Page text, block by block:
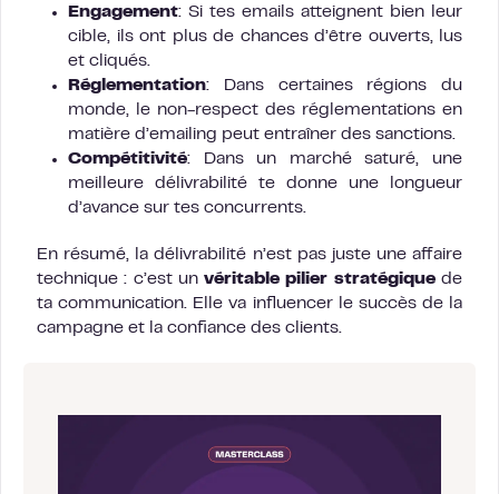
Engagement: Si tes emails atteignent bien leur
cible, ils ont plus de chances d’être ouverts, lus
et cliqués.
Réglementation: Dans certaines régions du
monde, le non-respect des réglementations en
matière d’emailing peut entraîner des sanctions.
Compétitivité: Dans un marché saturé, une
meilleure délivrabilité te donne une longueur
d’avance sur tes concurrents.
En résumé, la délivrabilité n’est pas juste une affaire
technique : c’est unvéritable pilier stratégiquede
ta communication. Elle va influencer le succès de la
campagne et la confiance des clients.